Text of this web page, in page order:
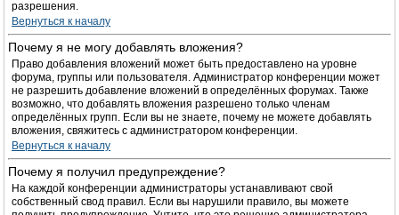
разрешения.
Вернуться к началу
Почему я не могу добавлять вложения?
Право добавления вложений может быть предоставлено на уровне
форума, группы или пользователя. Администратор конференции может
не разрешить добавление вложений в определённых форумах. Также
возможно, что добавлять вложения разрешено только членам
определённых групп. Если вы не знаете, почему не можете добавлять
вложения, свяжитесь с администратором конференции.
Вернуться к началу
Почему я получил предупреждение?
На каждой конференции администраторы устанавливают свой
собственный свод правил. Если вы нарушили правило, вы можете